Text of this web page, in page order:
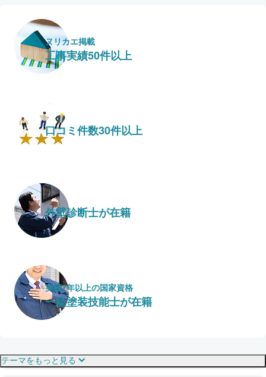
ヌリカエ掲載
工事実績50件以上
口コミ件数30件以上
外壁診断士が在籍
実績7年以上の国家資格
一級塗装技能士が在籍
テーマをもっと見る